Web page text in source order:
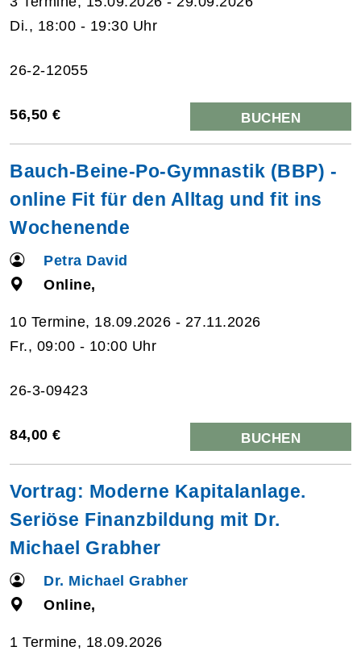
Di., 18:00 - 19:30 Uhr
26-2-12055
56,50 € BUCHEN
Bauch-Beine-Po-Gymnastik (BBP) -
online Fit für den Alltag und fit ins
Wochenende
Petra David
Online,
10 Termine, 18.09.2026 - 27.11.2026
Fr., 09:00 - 10:00 Uhr
26-3-09423
84,00 € BUCHEN
Vortrag: Moderne Kapitalanlage.
Seriöse Finanzbildung mit Dr.
Michael Grabher
Dr. Michael Grabher
Online,
1 Termine, 18.09.2026